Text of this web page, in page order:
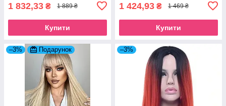
1 832,33 ₴ 1 889 ₴
Купити
1 424,93 ₴ 1 469 ₴
Купити
–3% Подарунок –3%